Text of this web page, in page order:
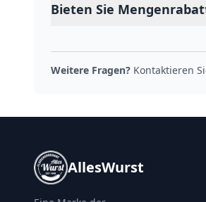
Bieten Sie
Weitere Fragen? Kontaktieren
AllesWurst